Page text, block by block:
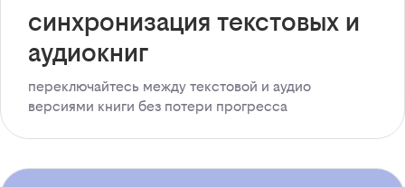
синхронизация текстовых и
аудиокниг
переключайтесь между текстовой и аудио
версиями книги без потери прогресса